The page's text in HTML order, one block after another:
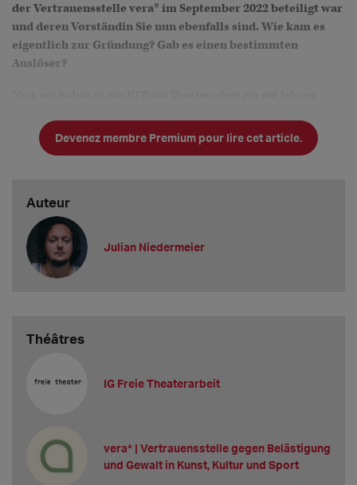
der Vertrauensstelle vera* im September 2022 beteiligt war
und deren Vorständin Sie nun ebenfalls sind. Wie kam es
eigentlich zur Gründung? Gab es einen bestimmten
Auslöser?
Devenez membre Premium pour lire cet article.
Auteur
Julian Niedermeier
Théâtres
IG Freie Theaterarbeit
vera* | Vertrauensstelle gegen Belästigung
und Gewalt in Kunst, Kultur und Sport